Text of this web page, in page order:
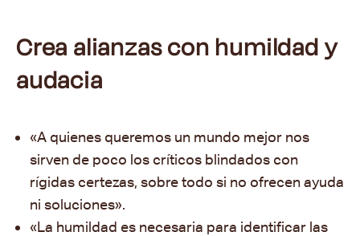
Crea alianzas con humildad y
audacia
«A quienes queremos un mundo mejor nos
sirven de poco los críticos blindados con
rígidas certezas, sobre todo si no ofrecen ayuda
ni soluciones».
«La humildad es necesaria para identificar las